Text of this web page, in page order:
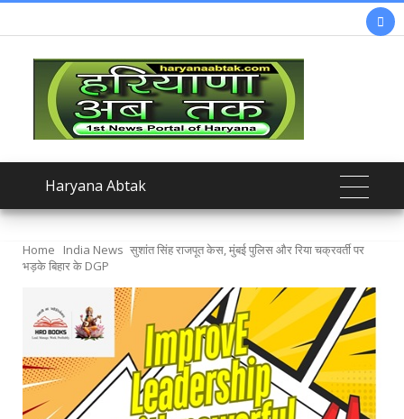

Haryana Abtak
Home India News सुशांत सिंह राजपूत केस, मुंबई पुलिस और रिया चक्रवर्ती पर
भड़के बिहार के DGP